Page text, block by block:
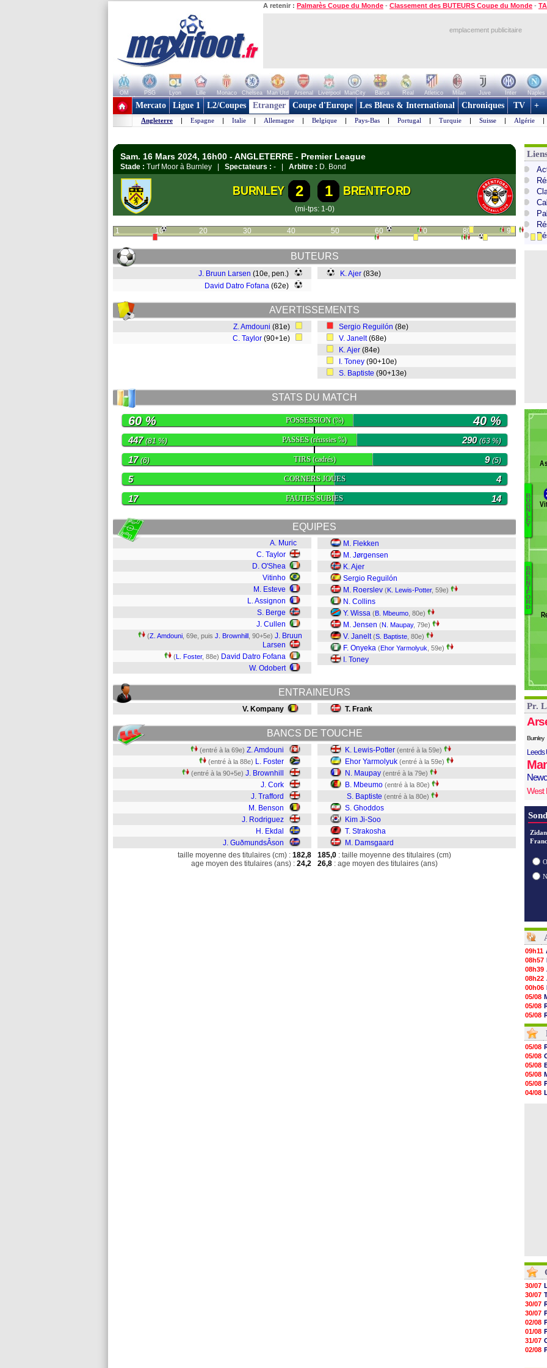
A retenir : Palmarès Coupe du Monde - Classement des BUTEURS Coupe du Monde -
emplacement publicitaire
OM PSG Lyon Lille Monaco Chelsea Man Utd Arsenal Liverpool ManCity Barca Real Atletico Milan Juve Inter Naples
+ de clubs
Mercato Ligue 1 L2/Coupes Etranger Coupe d'Europe Les Bleus & International Chroniques TV +
Angleterre | Espagne | Italie | Allemagne | Belgique | Pays-Bas | Portugal | Turquie | Suisse | Algérie |
Sam. 16 Mars 2024, 16h00 - ANGLETERRE - Premier League
Stade : Turf Moor à Burnley | Spectateurs : - | Arbitre : D. Bond
BURNLEY 2 1 BRENTFORD
(mi-tps: 1-0)
1 10 20 30 40 50 60 70 80 90
BUTEURS
J. Bruun Larsen (10e, pen.)
David Datro Fofana (62e)
K. Ajer (83e)
AVERTISSEMENTS
Z. Amdouni (81e)
C. Taylor (90+1e)
Sergio Reguilón (8e)
V. Janelt(68e)
K. Ajer (84e)
I. Toney (90+10e)
S. Baptiste (90+13e)
STATS DU MATCH
POSSESSION(%)
60 % 40 %
PASSES(réussies %)
447(81 %) 290(63 %)
TIRS(cadrés)
17(6) 9(5)
CORNERS JOUES
5 4
FAUTES SUBIES
17 14
EQUIPES
A. Muric
C. Taylor
D. O'Shea
Vitinho
M. Esteve
L. Assignon
S. Berge
J. Cullen
(Z. Amdouni , 69e, puis J. Brownhill , 90+5e) J. Bruun
Larsen
(L. Foster, 88e) David Datro Fofana
W. Odobert
M. Flekken
M. Jørgensen
K. Ajer
Sergio Reguilón
M. Roerslev (K. Lewis-Potter, 59e)
N. Collins
Y. Wissa (B. Mbeumo , 80e)
M. Jensen (N. Maupay, 79e)
V. Janelt (S. Baptiste , 80e)
F. Onyeka (Ehor Yarmolyuk , 59e)
I. Toney
ENTRAINEURS
V. Kompany T. Frank
BANCS DE TOUCHE
(entré à la 69e) Z. Amdouni
(entré à la 88e) L. Foster
(entré à la 90+5e) J. Brownhill
J. Cork
J. Trafford
M. Benson
J. Rodriguez
H. Ekdal
J. GuðmundsÂ­son
K. Lewis-Potter (entré à la 59e)
Ehor Yarmolyuk (entré à la 59e)
N. Maupay (entré à la 79e)
B. Mbeumo (entré à la 80e)
S. Baptiste (entré à la 80e)
S. Ghoddos
Kim Ji-Soo
T. Strakosha
M. Damsgaard
taille moyenne des titulaires (cm) : 182,8
age moyen des titulaires (ans) : 24,2
185,0 : taille moyenne des titulaires (cm)
26,8 : age moyen des titulaires (ans)
B
U
R
N
L
E
Y
B
R
E
N
T
F
O
R
D
Pr.
Burnley
Leeds
West
09h11
08h57
08h39
08h22
00h06
05/08
05/08
05/08
05/08
05/08
05/08
05/08
05/08
05/08
05/08
05/08
05/08
05/08
05/08
05/08
05/08
05/08
04/08
30/07
30/07
30/07
30/07
02/08
01/08
31/07
02/08